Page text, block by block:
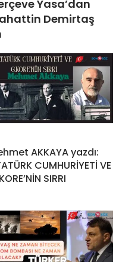
Yasa’dan
Demirtaş
AKKAYA yazdı:
CUMHURİYETİ VE
SIRRI